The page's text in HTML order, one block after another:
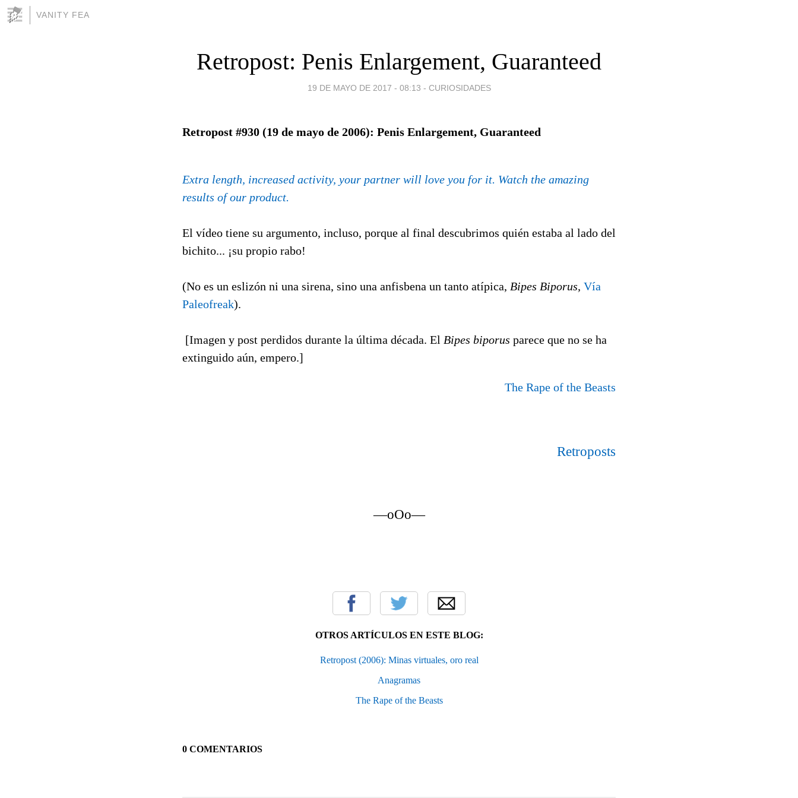
VANITY FEA
Retropost: Penis Enlargement, Guaranteed
19 DE MAYO DE 2017 - 08:13 - CURIOSIDADES
Retropost #930 (19 de mayo de 2006): Penis Enlargement, Guaranteed
Extra length, increased activity, your partner will love you for it. Watch the amazing
results of our product.
El vídeo tiene su argumento, incluso, porque al final descubrimos quién estaba al lado del
bichito... ¡su propio rabo!
(No es un eslizón ni una sirena, sino una anfisbena un tanto atípica, Bipes Biporus, Vía
Paleofreak).
[Imagen y post perdidos durante la última década. El Bipes biporus parece que no se ha
extinguido aún, empero.]
The Rape of the Beasts
Retroposts
—oOo—
OTROS ARTÍCULOS EN ESTE BLOG:
Retropost (2006): Minas virtuales, oro real
Anagramas
The Rape of the Beasts
0 COMENTARIOS